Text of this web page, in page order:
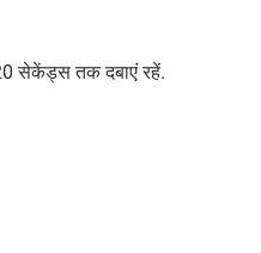
सेकेंड्स तक दबाएं रहें.